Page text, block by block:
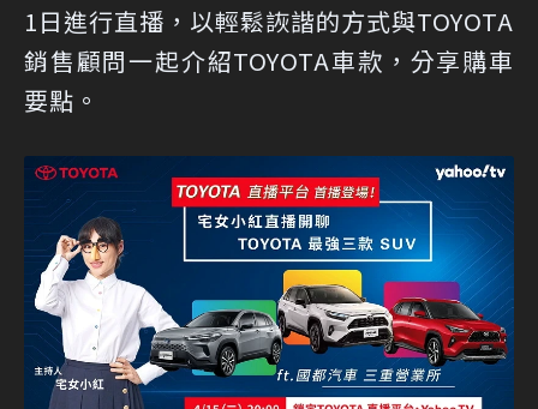
1日進行直播，以輕鬆詼諧的方式與TOYOTA
銷售顧問一起介紹TOYOTA車款，分享購車
要點。